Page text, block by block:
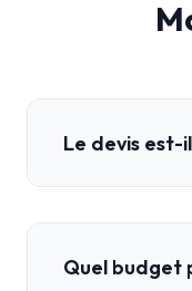
Le devis est-
Quel budget